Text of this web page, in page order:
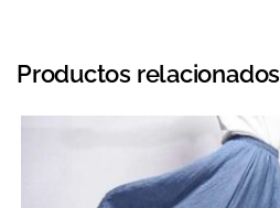
Productos relacionados